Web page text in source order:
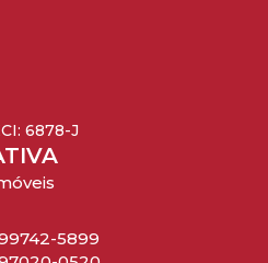
6878-J
5899